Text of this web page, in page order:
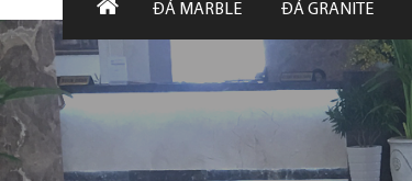
ĐÁ MARBLE ĐÁ GRANITE